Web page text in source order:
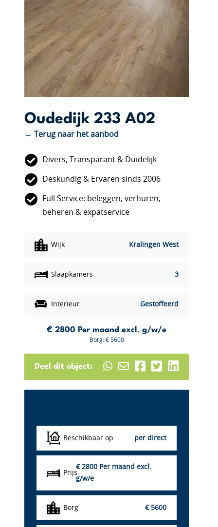
Oudedijk 233 A02
← Terug naar het aanbod
Divers, Transparant & Duidelijk
Deskundig & Ervaren sinds 2006
Full Service: beleggen, verhuren,
beheren & expatservice
Wijk Kralingen West
Slaapkamers 3
Interieur Gestoffeerd
€ 2800 Per maand excl. g/w/e
Borg: € 5600
Deel dit object:
Beschikbaar op per direct
Prijs
€ 2800 Per maand excl.
g/w/e
Borg € 5600